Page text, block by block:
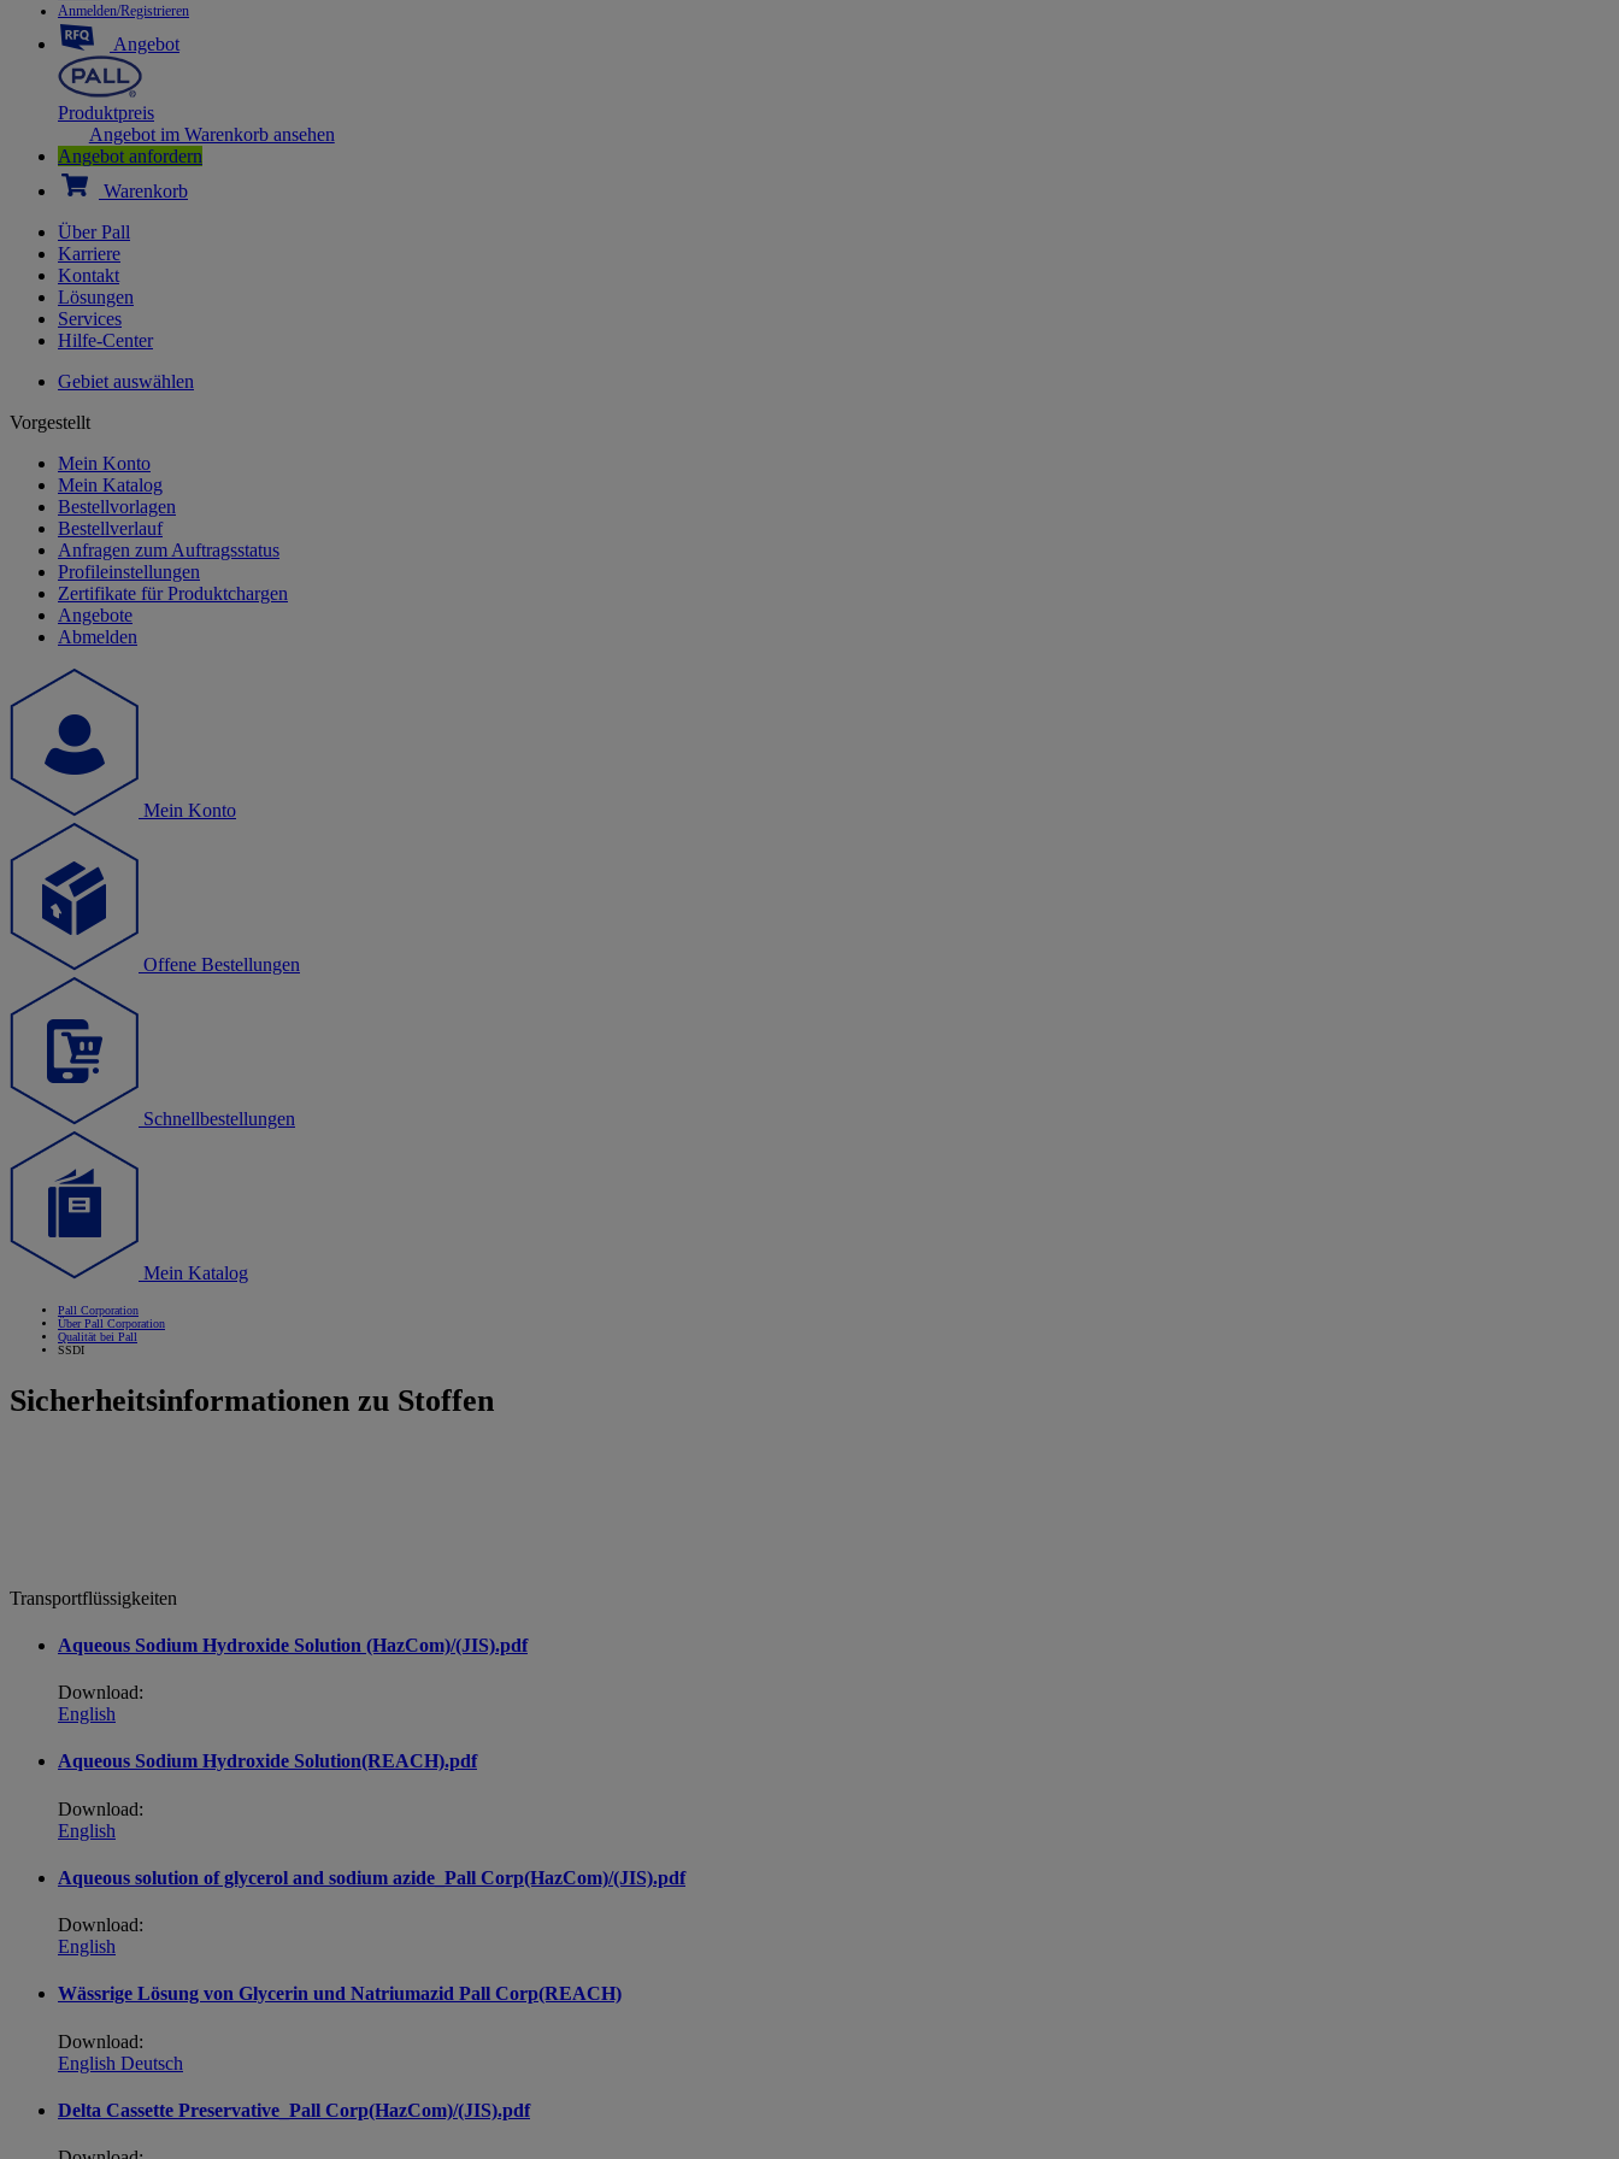
Anmelden/Registrieren
Angebot
Produktpreis
Angebot im Warenkorb ansehen
Angebot anfordern
Warenkorb
Über Pall
Karriere
Kontakt
Lösungen
Services
Hilfe-Center
Gebiet auswählen
Vorgestellt
Mein Konto
Mein Katalog
Bestellvorlagen
Bestellverlauf
Anfragen zum Auftragsstatus
Profileinstellungen
Zertifikate für Produktchargen
Angebote
Abmelden
Mein Konto
Offene Bestellungen
Schnellbestellungen
Mein Katalog
Pall Corporation
Über Pall Corporation
Qualität bei Pall
SSDI
Sicherheitsinformationen zu Stoffen
Transportflüssigkeiten
Aqueous Sodium Hydroxide Solution (HazCom)/(JIS).pdf
Download:
English
Aqueous Sodium Hydroxide Solution(REACH).pdf
Download:
English
Aqueous solution of glycerol and sodium azide_Pall Corp(HazCom)/(JIS).pdf
Download:
English
Wässrige Lösung von Glycerin und Natriumazid Pall Corp(REACH)
Download:
English Deutsch
Delta Cassette Preservative_Pall Corp(HazCom)/(JIS).pdf